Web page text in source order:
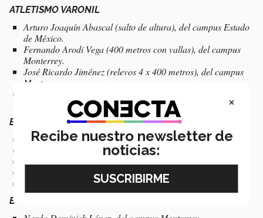
ATLETISMO VARONIL
Arturo Joaquín Abascal (salto de altura), del campus Estado
de México.
Fernando Arodi Vega (400 metros con vallas), del campus
Monterrey.
José Ricardo Jiménez (relevos 4 x 400 metros), del campus
Monterrey.
BASQUETBOL VARONIL
Omar de Haro, del campus Guadalajara.
Josué Miguel Lara, del campus Monterrey.
Anthony Herrera, del campus Hidalgo.
Josué Andriassi, del campus Hidalgo.
BASQUETBOL FEMENIL
×
Recibe nuestro newsletter de
noticias: